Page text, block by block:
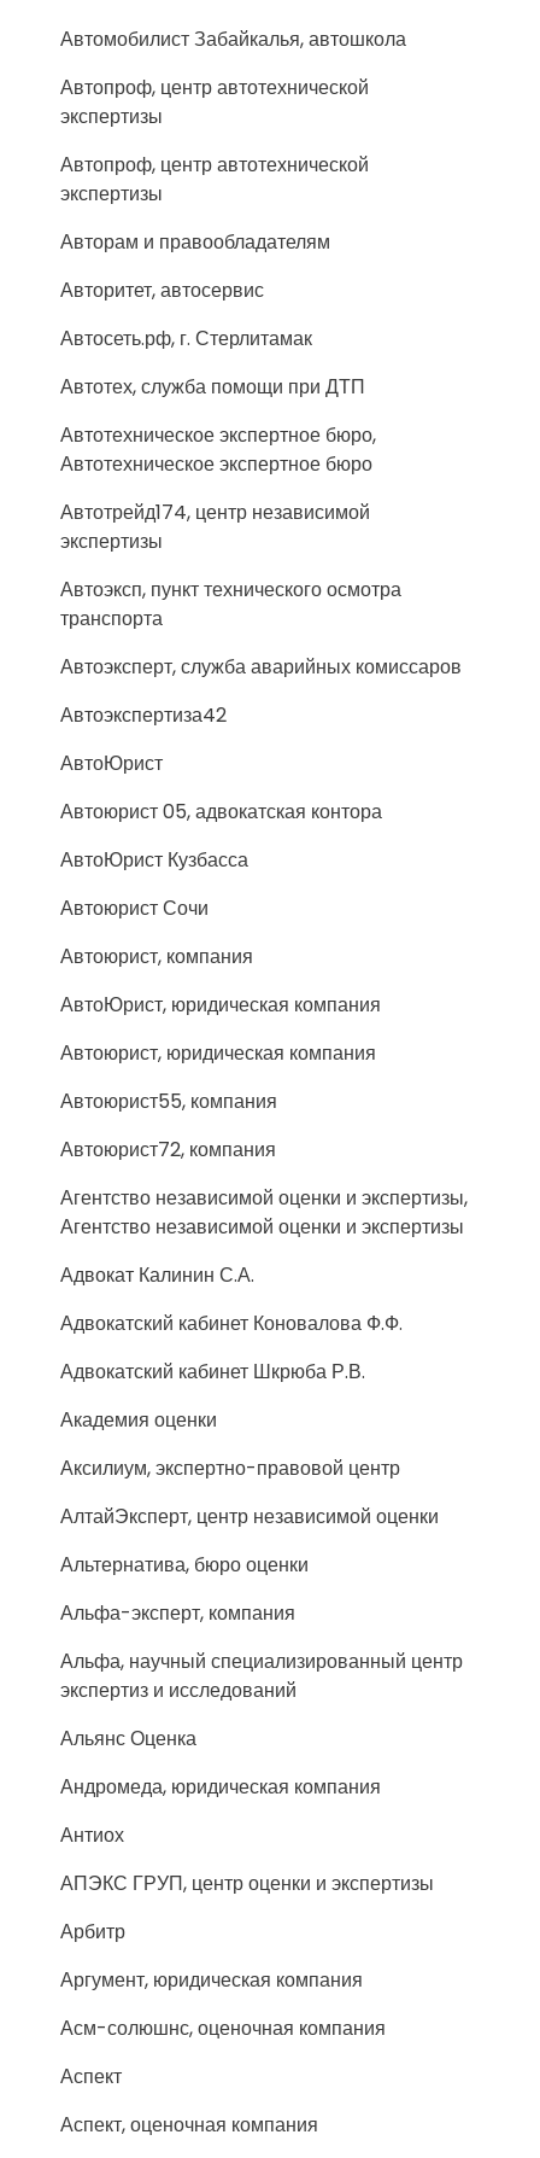
Автомобилист Забайкалья, автошкола
Автопроф, центр автотехнической
экспертизы
Автопроф, центр автотехнической
экспертизы
Авторам и правообладателям
Авторитет, автосервис
Автосеть.рф, г. Стерлитамак
Автотех, служба помощи при ДТП
Автотехническое экспертное бюро,
Автотехническое экспертное бюро
Автотрейд174, центр независимой
экспертизы
Автоэксп, пункт технического осмотра
транспорта
Автоэксперт, служба аварийных комиссаров
Автоэкспертиза42
АвтоЮрист
Автоюрист 05, адвокатская контора
АвтоЮрист Кузбасса
Автоюрист Сочи
Автоюрист, компания
АвтоЮрист, юридическая компания
Автоюрист, юридическая компания
Автоюрист55, компания
Автоюрист72, компания
Агентство независимой оценки и экспертизы,
Агентство независимой оценки и экспертизы
Адвокат Калинин С.А.
Адвокатский кабинет Коновалова Ф.Ф.
Адвокатский кабинет Шкрюба Р.В.
Академия оценки
Аксилиум, экспертно-правовой центр
АлтайЭксперт, центр независимой оценки
Альтернатива, бюро оценки
Альфа-эксперт, компания
Альфа, научный специализированный центр
экспертиз и исследований
Альянс Оценка
Андромеда, юридическая компания
Антиох
АПЭКС ГРУП, центр оценки и экспертизы
Арбитр
Аргумент, юридическая компания
Асм-солюшнс, оценочная компания
Аспект
Аспект, оценочная компания